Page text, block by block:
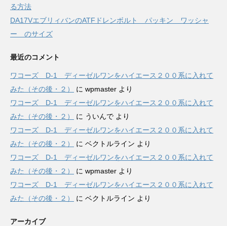
る方法
DA17VエブリィバンのATFドレンボルト パッキン ワッシャ
ー のサイズ
最近のコメント
ワコーズ D-1 ディーゼルワンをハイエース２００系に入れて
みた（その後・２）
に wpmaster より
ワコーズ D-1 ディーゼルワンをハイエース２００系に入れて
みた（その後・２）
に ういんで より
ワコーズ D-1 ディーゼルワンをハイエース２００系に入れて
みた（その後・２）
に ベクトルライン より
ワコーズ D-1 ディーゼルワンをハイエース２００系に入れて
みた（その後・２）
に wpmaster より
ワコーズ D-1 ディーゼルワンをハイエース２００系に入れて
みた（その後・２）
に ベクトルライン より
アーカイブ